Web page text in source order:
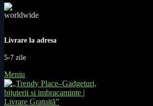
Livrare la adresa
5-7 zile
Meniu